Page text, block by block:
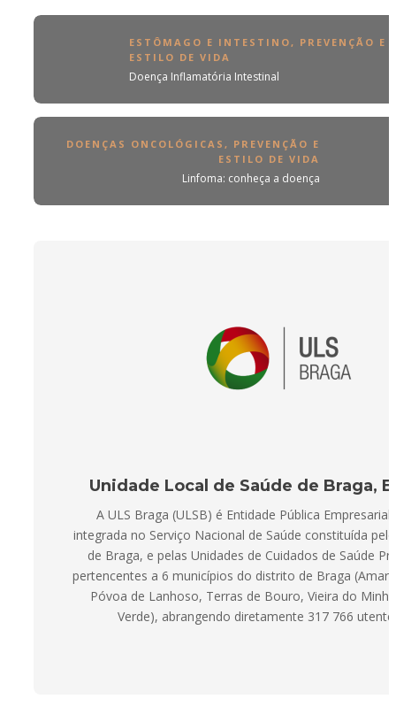
ESTÔMAGO E INTESTINO , PREVENÇÃO E
ESTILO DE VIDA
Doença Inflamatória Intestinal
DOENÇAS ONCOLÓGICAS , PREVENÇÃO E
ESTILO DE VIDA
Linfoma: conheça a doença
Unidade Local de Saúde de Braga,
A ULS Braga (ULSB) é Entidade Pública Empresarial
integrada no Serviço Nacional de Saúde constituída
de Braga, e pelas Unidades de Cuidados de Saúde
pertencentes a 6 municípios do distrito de Braga
Póvoa de Lanhoso, Terras de Bouro, Vieira do
Verde), abrangendo diretamente 317 766